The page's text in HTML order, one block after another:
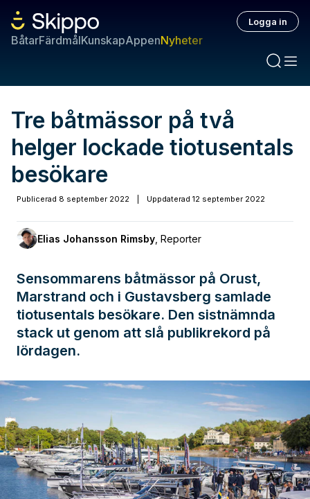
BåtarFärdmålKunskapAppenNyheter
Logga in
Tre båtmässor på två
helger lockade tiotusentals
besökare
Publicerad 8 september 2022 Uppdaterad 12 september 2022
Elias Johansson Rimsby Reporter
Sensommarens båtmässor på Orust,
Marstrand och i Gustavsberg samlade
tiotusentals besökare. Den sistnämnda
stack ut genom att slå publikrekord på
lördagen.